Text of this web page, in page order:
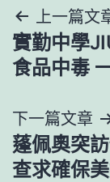
文
章
覽
上一篇文
實勤中學
食品中毒
下一篇文章
蓬佩奧突
查求確保